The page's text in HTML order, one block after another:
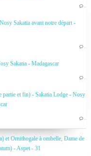
…
Sakatia avant notre départ -
…
Sakatia - Madagascar
…
partie et fin) - Sakatia Lodge - Nosy
…
et Ornithogale à ombelle, Dame de
- Aspet - 31